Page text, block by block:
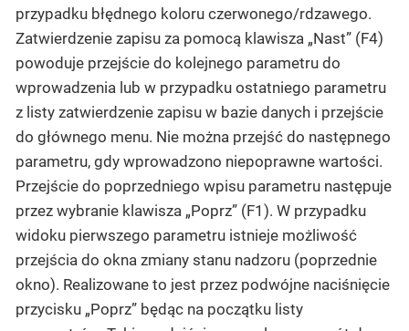
przypadku błędnego koloru czerwonego/rdzawego.
Zatwierdzenie zapisu za pomocą klawisza „Nast” (F4)
powoduje przejście do kolejnego parametru do
wprowadzenia lub w przypadku ostatniego parametru
z listy zatwierdzenie zapisu w bazie danych i przejście
do głównego menu. Nie można przejść do następnego
parametru, gdy wprowadzono niepoprawne wartości.
Przejście do poprzedniego wpisu parametru następuje
przez wybranie klawisza „Poprz” (F1). W przypadku
widoku pierwszego parametru istnieje możliwość
przejścia do okna zmiany stanu nadzoru (poprzednie
okno). Realizowane to jest przez podwójne naciśnięcie
przycisku „Poprz” będąc na początku listy